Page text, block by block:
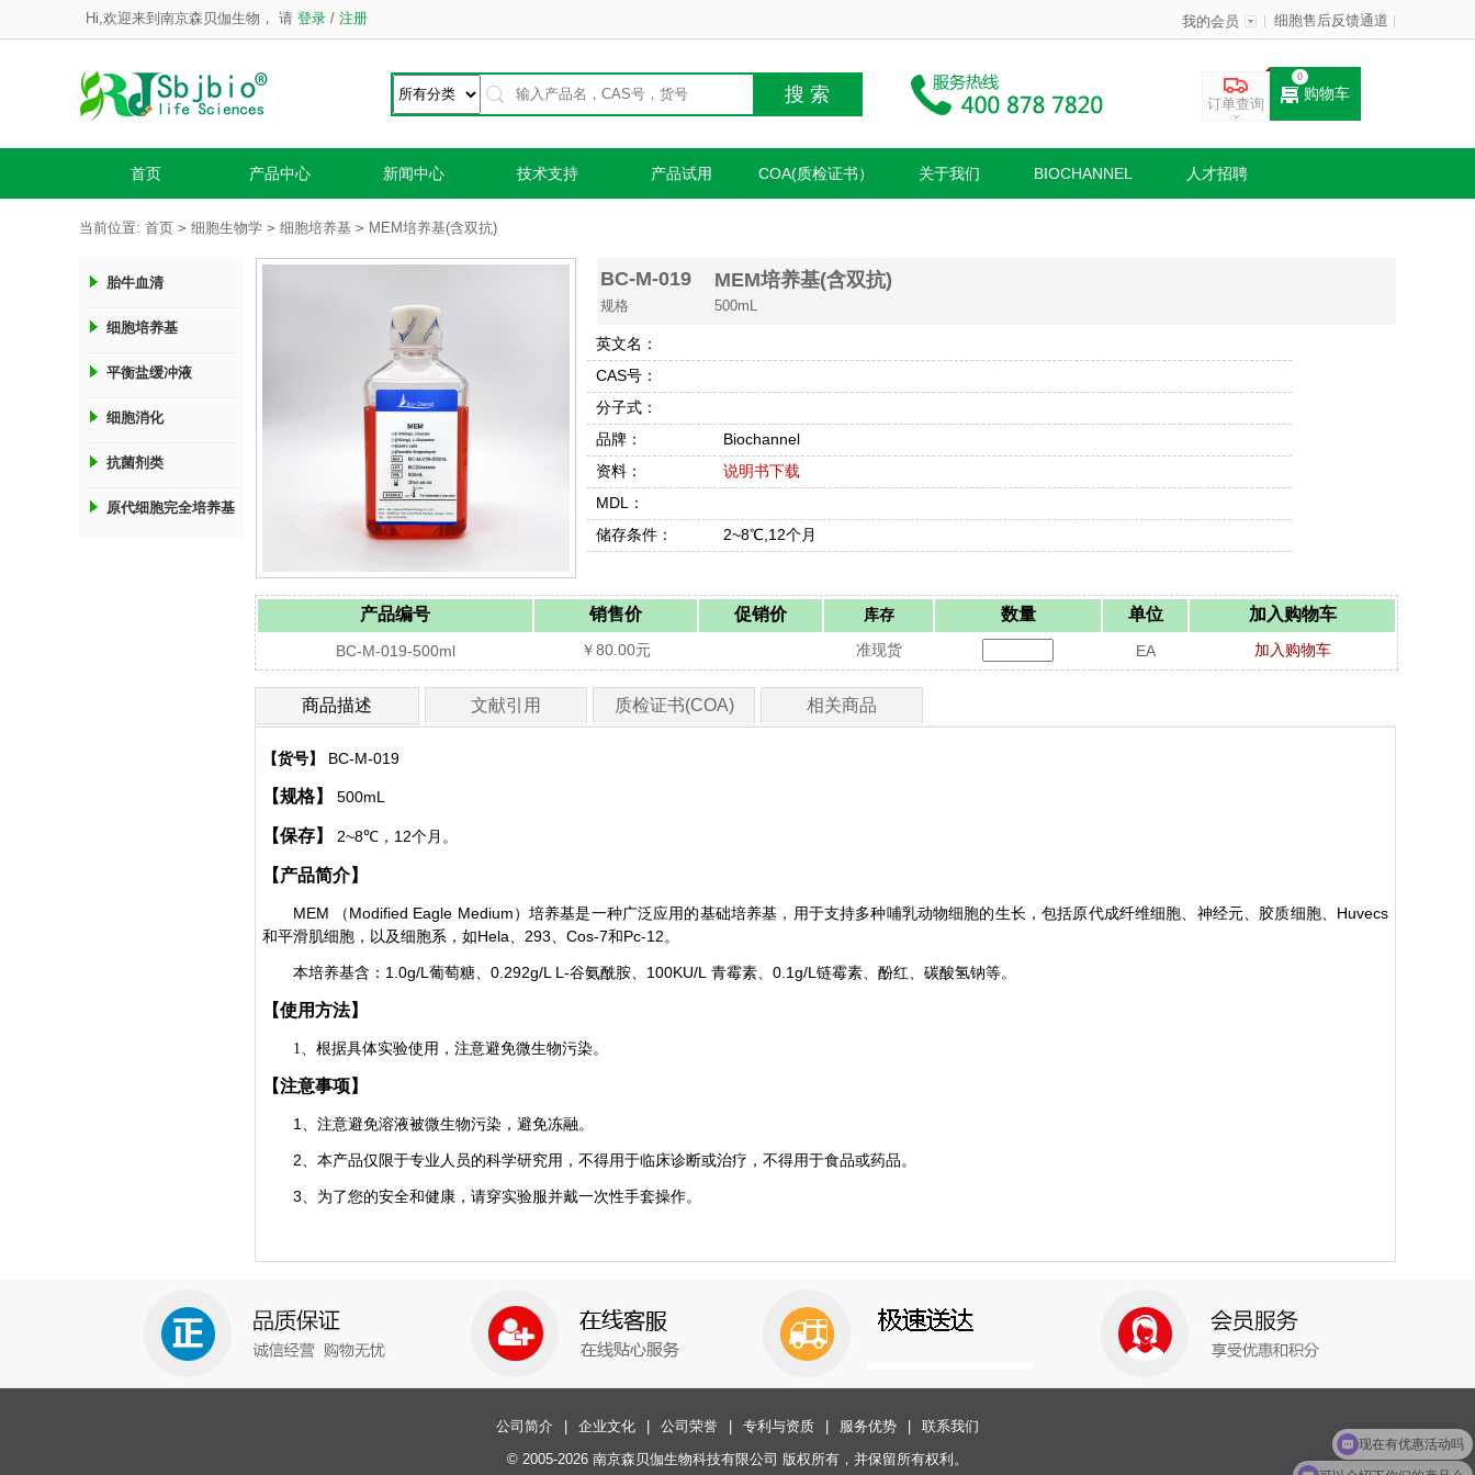
Hi,欢迎来到南京森贝伽生物， 请 登录 / 注册 我的会员 细胞售后反馈通道
订单查询
0
购物车
首页 产品中心 新闻中心 技术支持 产品试用 COA(质检证书） 关于我们 BIOCHANNEL 人才招聘
当前位置: 首页 > 细胞生物学 > 细胞培养基 > MEM培养基(含双抗)
胎牛血清
细胞培养基
平衡盐缓冲液
细胞消化
抗菌剂类
原代细胞完全培养基
BC-M-019 MEM培养基(含双抗)
规格 500mL
英文名：
CAS号：
分子式：
品牌：
Biochannel
资料：
说明书下载
MDL：
储存条件：
2~8℃,12个月
产品编号 销售价 促销价 库存 数量 单位 加入购物车
BC-M-019-500ml ￥80.00元 准现货 EA 加入购物车
商品描述 文献引用 质检证书(COA) 相关商品
【货号】 BC-M-019
【规格】 500mL
【保存】 2~8℃ ， 12个月。
【产品简介】
MEM （ Modified Eagle Medium ）培养基是一种广泛应用的基础培养基，用于支持多种哺乳动物细胞的生长，包括原代成纤维细胞、神经元、胶质细胞、 Huvecs
和平滑肌细胞，以及细胞系，如Hela、 293、 Cos-7和 Pc-12。
本培养基含： 1.0g/L 葡萄糖、 0.292g/L L-谷氨酰胺、 100KU/L 青霉素、 0.1g/L 链霉素、酚红、碳酸氢钠等。
【使用方法】
1、 根据具体实验使用，注意避免微生物污染。
【注意事项】
1 、注意避免溶液被微生物污染，避免冻融。
2、本产品仅限于专业人员的科学研究用，不得用于临床诊断或治疗，不得用于食品或药品。
3、为了您的安全和健康，请穿实验服并戴一次性手套操作。
公司简介 企业文化 公司荣誉 专利与资质 服务优势 联系我们
© 2005-2026 南京森贝伽生物科技有限公司 版权所有，并保留所有权利。
可以介绍下你们的产品么
现在有优惠活动吗